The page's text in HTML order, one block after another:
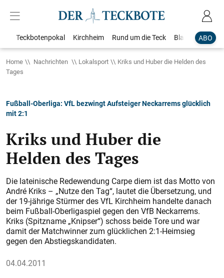
ABO
Teckbotenpokal Kirchheim Rund um die Teck Blaulicht
Home Nachrichten Lokalsport
Kriks und Huber die Helden des
Tages
Fußball-Oberliga: VfL bezwingt Aufsteiger Neckarrems glücklich
mit 2:1
Kriks und Huber die
Helden des Tages
Die lateinische Redewendung Carpe diem ist das Motto von
André Kriks – „Nutze den Tag“, lautet die Übersetzung, und
der 19-jährige Stürmer des VfL Kirchheim handelte danach
beim Fußball-Oberligaspiel gegen den VfB Neckarrems.
Kriks (Spitzname „Knipser“) schoss beide Tore und war
damit der Matchwinner zum glücklichen 2:1-Heimsieg
gegen den ­Abstiegskandidaten.
04.04.2011